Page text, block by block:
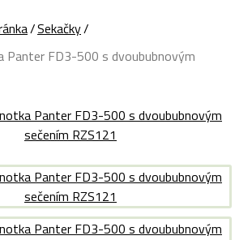
Sekačky
Panter FD3-500 s dvoububnovým